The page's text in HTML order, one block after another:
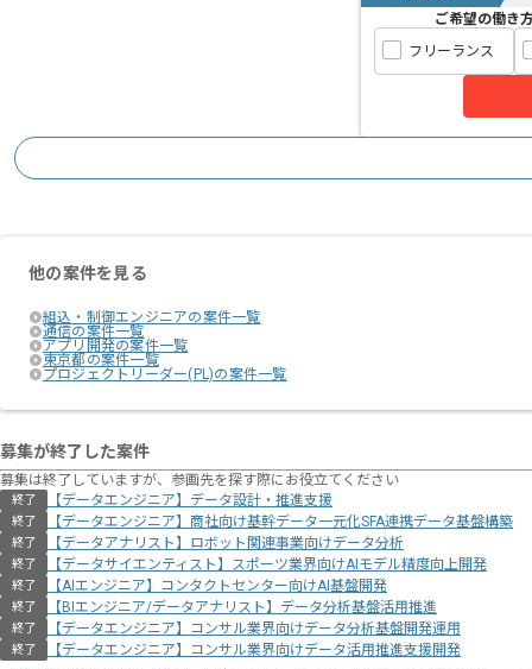
ご希望の働き
フリーランス
他の案件を見る
組込・制御エンジニアの案件一覧
通信の案件一覧
アプリ開発の案件一覧
東京都の案件一覧
プロジェクトリーダー(PL)の案件一覧
募集が終了した案件
募集は終了していますが、参画先を探す際にお役立てください
終了 【データエンジニア】データ設計・推進支援
終了 【データエンジニア】商社向け基幹データ一元化SFA連携データ基盤構築
終了 【データアナリスト】ロボット関連事業向けデータ分析
終了 【データサイエンティスト】スポーツ業界向けAIモデル精度向上開発
終了 【AIエンジニア】コンタクトセンター向けAI基盤開発
終了 【BIエンジニア/データアナリスト】データ分析基盤活用推進
終了 【データエンジニア】コンサル業界向けデータ分析基盤開発運用
終了
【データエンジニア】コンサル業界向けデータ活用推進支援開発